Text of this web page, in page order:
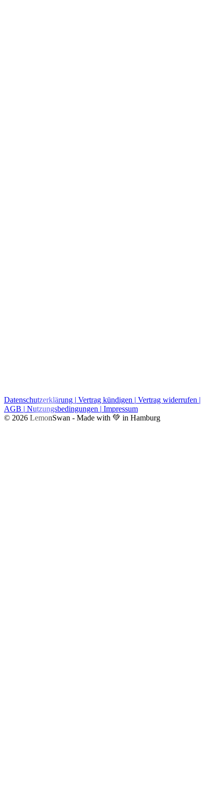
Datenschutzerklärung | Vertrag kündigen | Vertrag widerrufen |
AGB | Nutzungsbedingungen | Impressum
© 2026 LemonSwan - Made with 💚 in Hamburg